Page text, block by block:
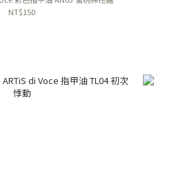
NT$150